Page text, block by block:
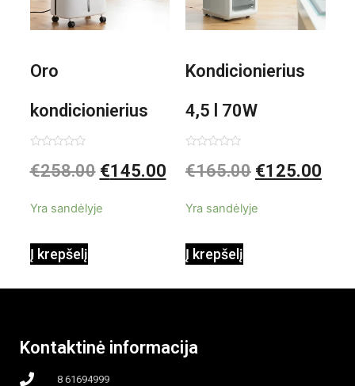
Oro
kondicionierius
Evareer
garinamasis,
apšvietimas
0
iš
€258.00 €145.00
Yra sandėlyje
Į krepšelį
Kondicionierius
4,5 l 70W
nešiojamas,
0
iš
€165.00 €125.00
Yra sandėlyje
Į krepšelį
Kontaktinė informacija
8 61694999